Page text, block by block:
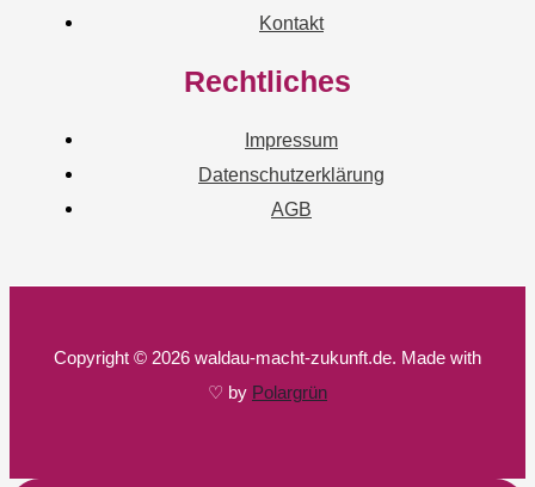
Kontakt
Rechtliches
Impressum
Datenschutzerklärung
AGB
Copyright © 2026 waldau-macht-zukunft.de. Made with
♡ by Polargrün